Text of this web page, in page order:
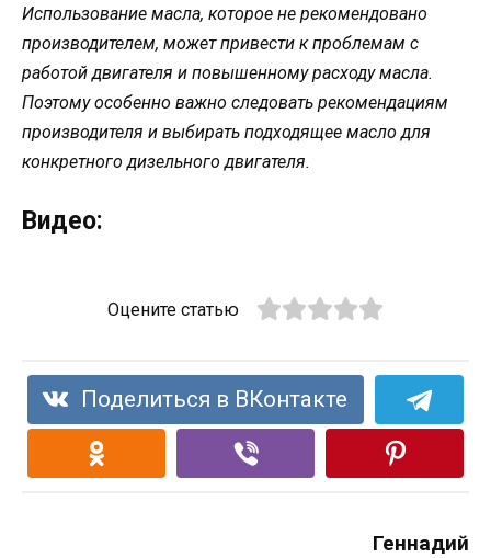
Использование масла, которое не рекомендовано
производителем, может привести к проблемам с
работой двигателя и повышенному расходу масла.
Поэтому особенно важно следовать рекомендациям
производителя и выбирать подходящее масло для
конкретного дизельного двигателя.
Видео:
Оцените статью
Поделиться в ВКонтакте
Геннадий